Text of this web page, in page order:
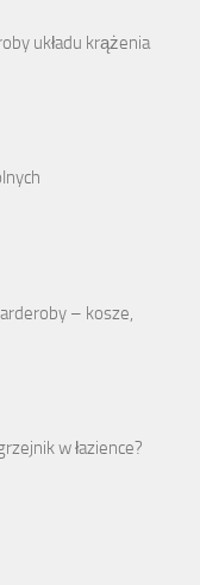
układu krążenia
– kosze,
w łazience?